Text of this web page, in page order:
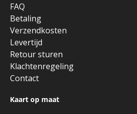
FAQ
Betaling
Verzendkosten
Levertijd
Retour sturen
Klachtenregeling
Contact
Kaart op maat